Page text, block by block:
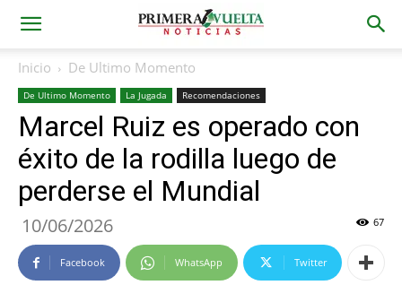
Inicio De Ultimo Momento
De Ultimo Momento La Jugada Recomendaciones
Marcel Ruiz es operado con
éxito de la rodilla luego de
perderse el Mundial
10/06/2026 67
Facebook WhatsApp Twitter